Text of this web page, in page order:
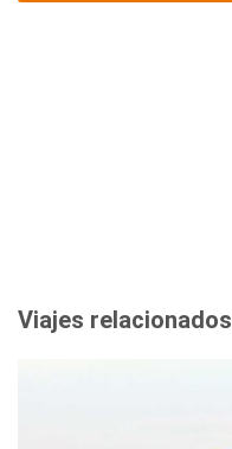
Viajes relacionados